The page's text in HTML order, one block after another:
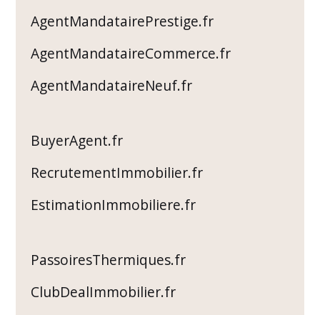
AgentMandatairePrestige.fr
AgentMandataireCommerce.fr
AgentMandataireNeuf.fr
BuyerAgent.fr
RecrutementImmobilier.fr
EstimationImmobiliere.fr
PassoiresThermiques.fr
ClubDealImmobilier.fr